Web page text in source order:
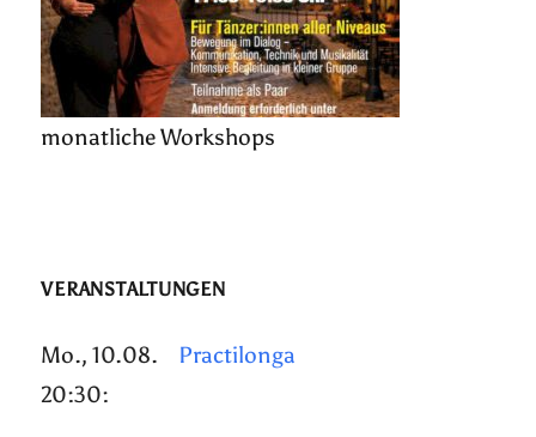
monatliche Workshops
VERANSTALTUNGEN
Mo., 10.08.
20:30:
Practilonga